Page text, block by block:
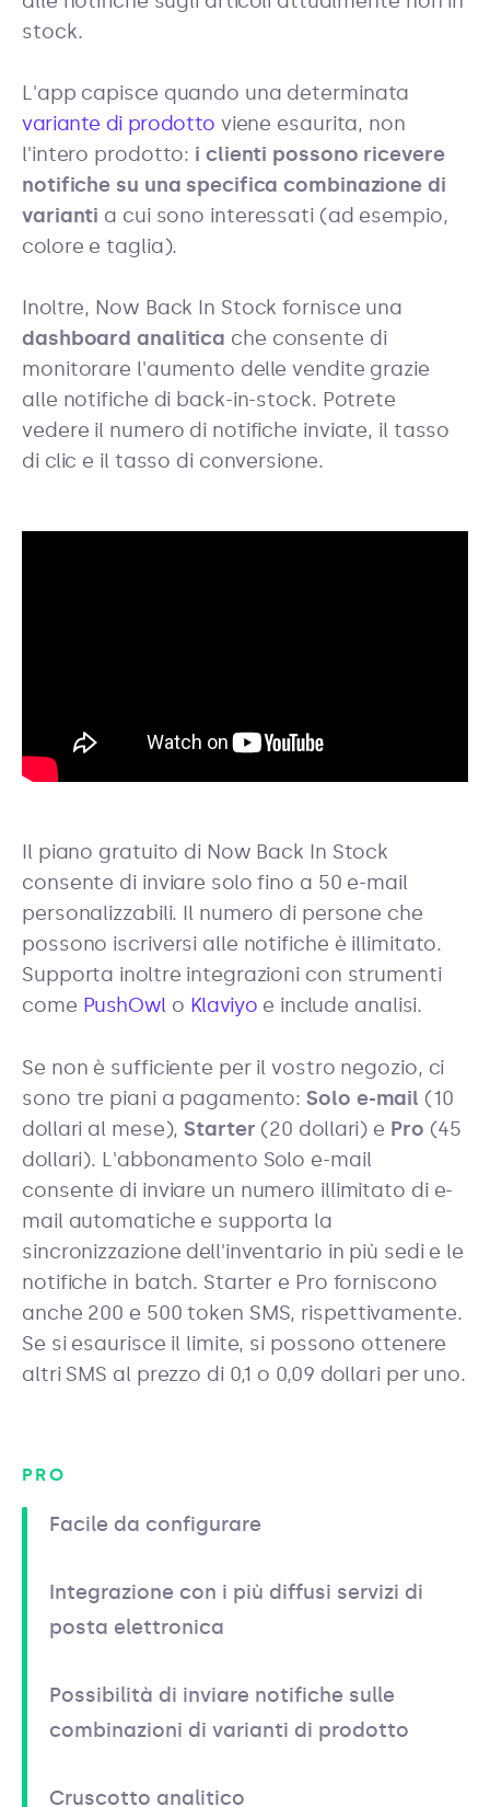
stock.
L'app capisce quando una determinata
variante di prodotto viene esaurita, non
l'intero prodotto: i clienti possono ricevere
notifiche su una specifica combinazione di
varianti a cui sono interessati (ad esempio,
colore e taglia).
Inoltre, Now Back In Stock fornisce una
dashboard analitica che consente di
monitorare l'aumento delle vendite grazie
alle notifiche di back-in-stock. Potrete
vedere il numero di notifiche inviate, il tasso
di clic e il tasso di conversione.
Il piano gratuito di Now Back In Stock
consente di inviare solo fino a 50 e-mail
personalizzabili. Il numero di persone che
possono iscriversi alle notifiche è illimitato.
Supporta inoltre integrazioni con strumenti
come PushOwlo Klaviyo e include analisi.
Se non è sufficiente per il vostro negozio, ci
sono tre piani a pagamento:Solo e-mail (10
dollari al mese),Starter (20 dollari) e Pro (45
dollari). L'abbonamento Solo e-mail
consente di inviare un numero illimitato di e-
mail automatiche e supporta la
sincronizzazione dell'inventario in più sedi e le
notifiche in batch. Starter e Pro forniscono
anche 200 e 500 token SMS, rispettivamente.
Se si esaurisce il limite, si possono ottenere
altri SMS al prezzo di 0,1 o 0,09 dollari per uno.
PRO
Facile da configurare
Integrazione con i più diffusi servizi di
posta elettronica
Possibilità di inviare notifiche sulle
combinazioni di varianti di prodotto
Cruscotto analitico